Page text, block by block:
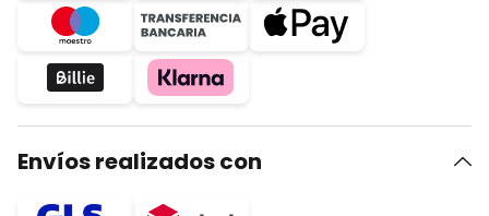
Envíos realizados con